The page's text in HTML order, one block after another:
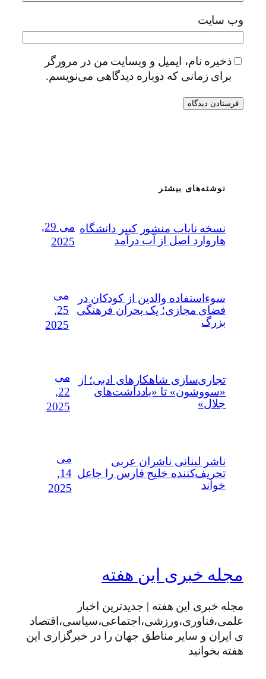
وب‌ سایت
ذخیره نام، ایمیل و وبسایت من در مرورگر
برای زمانی که دوباره دیدگاهی می‌نویسم.
نوشته‌های بیشتر
نسخه نایاب منشور کبیر دانشگاه
هاروارد اصل از آب درآمد
می 29,
2025
سوءاستفاده‌ والدین از کودکان در
فضای مجازی؛ یک بحران فرهنگی
بزرگ
می
25,
2025
تجاری‌سازی شاهکارهای ادبی؛ از
«سووشون» تا «یادداشت‌های
جلال»
می
22,
2025
ناشر لبنانی ناشران عربی
تحریف‌کننده خلیج فارس را جاعل
خواند
می
14,
2025
مجله خبری این هفته
مجله خبری این هفته | جدیدترین اخبار
علمی،فناوری،ورزشی،اجتماعی،سیاسی،اقتصاد
ی ایران و سایر مناطق جهان را در خبرگزاری این
هفته بخوانید